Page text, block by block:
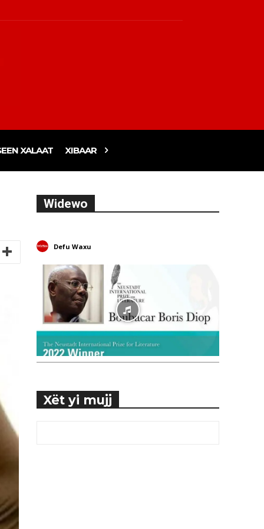
XALAAT XIBAAR
Widewo
Defu Waxu
Xët yi mujj